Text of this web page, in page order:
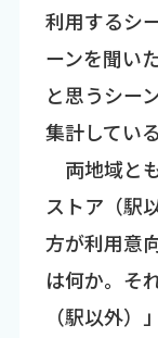
利用するシ
ーンを聞い
と思うシー
集計している
両地域と
ストア（駅
方が利用意
は何か。そ
（駅以外）